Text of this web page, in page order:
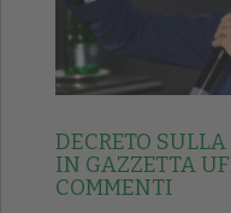
DECRETO
IN GAZZETTA
COMMENTI